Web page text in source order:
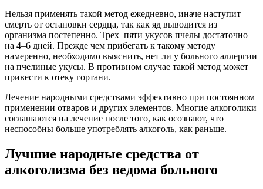
Нельзя применять такой метод ежедневно, иначе наступит
смерть от остановки сердца, так как яд выводится из
организма постепенно. Трех–пяти укусов пчелы достаточно
на 4–6 дней. Прежде чем прибегать к такому методу
намеренно, необходимо выяснить, нет ли у больного аллергии
на пчелиные укусы. В противном случае такой метод может
привести к отеку гортани.
Лечение народными средствами эффективно при постоянном
применении отваров и других элементов. Многие алкоголики
соглашаются на лечение после того, как осознают, что
неспособны больше употреблять алкоголь, как раньше.
Лучшие народные средства от
алкоголизма без ведома больного